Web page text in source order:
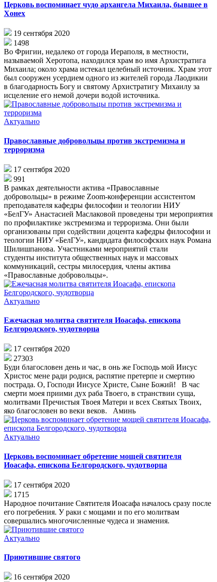
Церковь воспоминает чудо архангела Михаила, бывшее в
Хонех
19 сентября 2020
1498
Во Фригии, недалеко от города Иераполя, в местности,
называемой Херотопа, находился храм во имя Архистратига
Михаила; около храма истекал целебный источник. Храм этот
был сооружен усердием одного из жителей города Лаодикии
в благодарность Богу и святому Архистратигу Михаилу за
исцеление его немой дочери водой источника.
Актуально
Православные добровольцы против экстремизма и
терроризма
17 сентября 2020
991
В рамках деятельности актива «Православные
добровольцы» в режиме Zoom-конференции ассистентом
преподавателя кафедры философии и теологии НИУ
«БелГУ» Анастасией Маслаковой проведены три мероприятия
по профилактике экстремизма и терроризма. Они были
организованы при содействии доцента кафедры философии и
теологии НИУ «БелГУ», кандидата философских наук Романа
Шилишпанова. Участниками мероприятий стали
студенты института общественных наук и массовых
коммуникаций, сестры милосердия, члены актива
«Православные добровольцы».
Актуально
Ежечасная молитва святителя Иоасафа, епископа
Белгородского, чудотворца
17 сентября 2020
27303
Буди благословен день и час, в онь же Господь мой Иисус
Христос мене ради родися, распятие претерпе и смертию
пострада. О, Господи Иисусе Христе, Сыне Божий! В час
смерти моея приими дух раба Твоего, в странствии суща,
молитвами Пречистыя Твоея Матери и всех Святых Твоих,
яко благословен во веки веков. Аминь
Актуально
Церковь воспоминает обретение мощей святителя
Иоасафа, епископа Белгородского, чудотворца
17 сентября 2020
1715
Народное почитание Святителя Иоасафа началось сразу после
его погребения. У раки с мощами и по его молитвам
совершались многочисленные чудеса и знамения.
Актуально
Приютившие святого
16 сентября 2020